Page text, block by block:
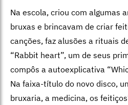
Na escola, criou com algumas
bruxas e brincavam de criar
canções, faz alusões a rituais
“Rabbit heart”, um de seus
compôs a autoexplicativa
Na faixa-título do novo disco,
bruxaria, a medicina, os